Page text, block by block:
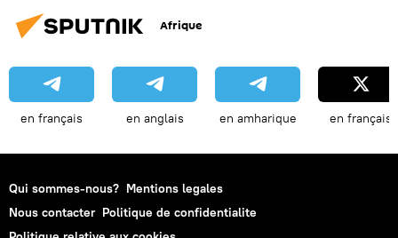
Afrique
en français en anglais en amharique en français
Qui sommes-nous? Mentions legales
Nous contacter Politique de confidentialite